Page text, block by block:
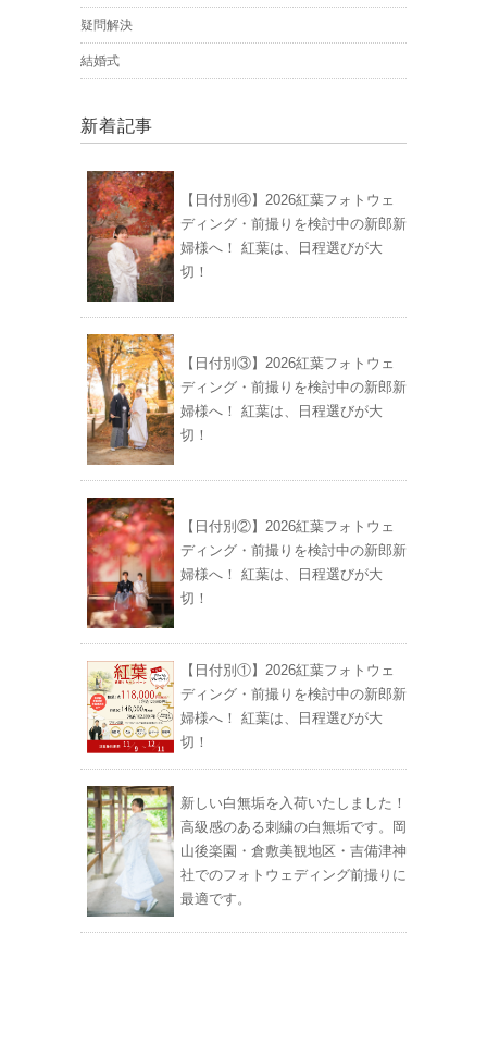
疑問解決
結婚式
新着記事
【日付別④】2026紅葉フォトウェ
ディング・前撮りを検討中の新郎新
婦様へ！ 紅葉は、日程選びが大
切！
【日付別③】2026紅葉フォトウェ
ディング・前撮りを検討中の新郎新
婦様へ！ 紅葉は、日程選びが大
切！
【日付別②】2026紅葉フォトウェ
ディング・前撮りを検討中の新郎新
婦様へ！ 紅葉は、日程選びが大
切！
【日付別①】2026紅葉フォトウェ
ディング・前撮りを検討中の新郎新
婦様へ！ 紅葉は、日程選びが大
切！
新しい白無垢を入荷いたしました！
高級感のある刺繍の白無垢です。岡
山後楽園・倉敷美観地区・吉備津神
社でのフォトウェディング前撮りに
最適です。